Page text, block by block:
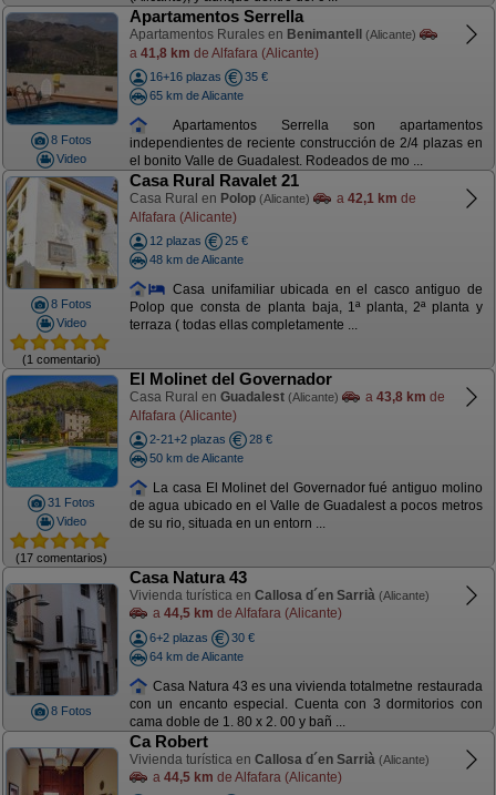
8 Fotos
Video
Apartamentos Serrella
Apartamentos Rurales en Benimantell (Alicante)
a 41,8 km de Alfafara (Alicante)
16+16 plazas
35 €
65 km de Alicante
Apartamentos Serrella son apartamentos
independientes de reciente construcción de 2/4 plazas en
el bonito Valle de Guadalest. Rodeados de mo ...
8 Fotos
Video
(1 comentario)
Casa Rural Ravalet 21
Casa Rural en Polop (Alicante) a 42,1 km de
Alfafara (Alicante)
12 plazas
25 €
48 km de Alicante
Casa unifamiliar ubicada en el casco antiguo de
Polop que consta de planta baja, 1ª planta, 2ª planta y
terraza ( todas ellas completamente ...
31 Fotos
Video
(17 comentarios)
El Molinet del Governador
Casa Rural en Guadalest (Alicante) a 43,8 km de
Alfafara (Alicante)
2-21+2 plazas
28 €
50 km de Alicante
La casa El Molinet del Governador fué antiguo molino
de agua ubicado en el Valle de Guadalest a pocos metros
de su rio, situada en un entorn ...
8 Fotos
Casa Natura 43
Vivienda turística en Callosa d´en Sarrià (Alicante)
a 44,5 km de Alfafara (Alicante)
6+2 plazas
30 €
64 km de Alicante
Casa Natura 43 es una vivienda totalmetne restaurada
con un encanto especial. Cuenta con 3 dormitorios con
cama doble de 1. 80 x 2. 00 y bañ ...
Ca Robert
Vivienda turística en Callosa d´en Sarrià (Alicante)
a 44,5 km de Alfafara (Alicante)